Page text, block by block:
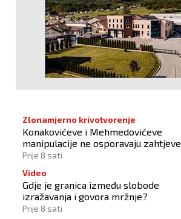
Zlonamjerno krivotvorenje
Konakovićeve i Mehmedovićeve
manipulacije ne osporavaju zahtjeve
Hrvata
Prije 8 sati
Video
Gdje je granica između slobode
izražavanja i govora mržnje?
Prije 8 sati